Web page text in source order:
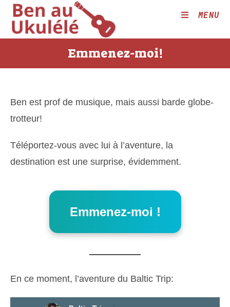
Skip
content
MENU
Emmenez-moi!
Ben est prof de musique, mais aussi barde globe-
trotteur!
Téléportez-vous avec lui à l’aventure, la
destination est une surprise, évidemment.
Emmenez-moi !
En ce moment, l’aventure du Baltic Trip: